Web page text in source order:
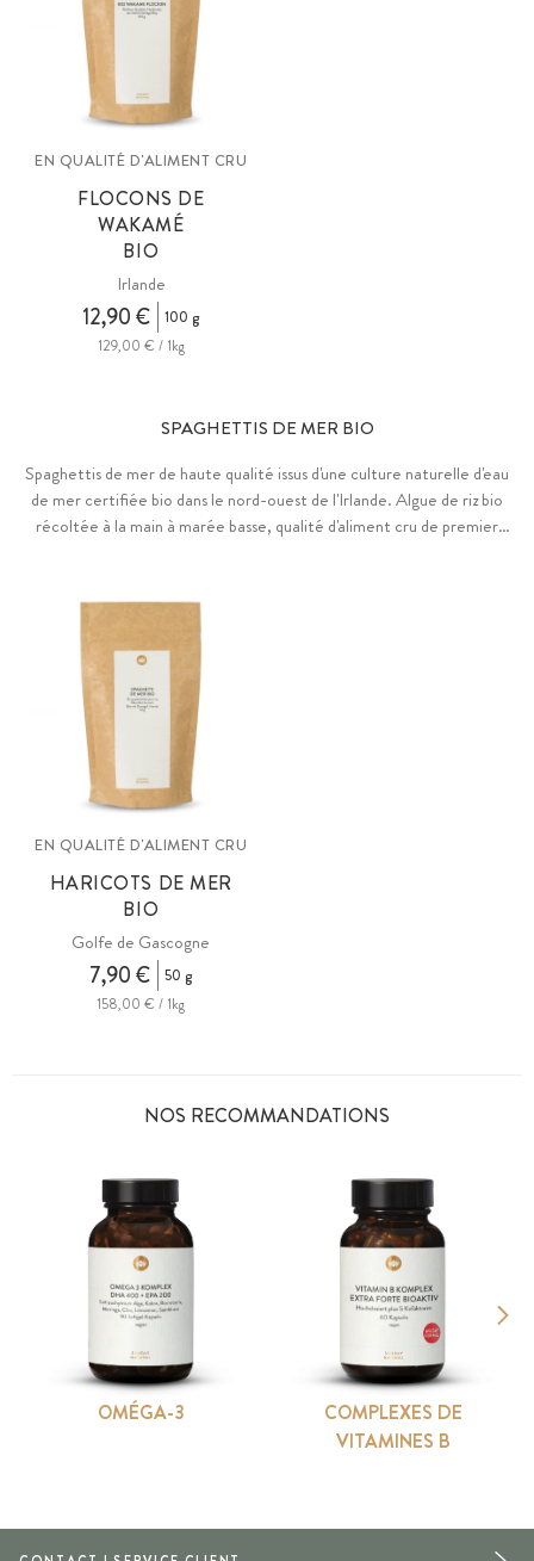
EN QUALITÉ D'ALIMENT CRU
FLOCONS DE
WAKAMÉ
BIO
Irlande
12,90 €
100 g
129,00 € / 1kg
SPAGHETTIS DE MER BIO
Spaghettis de mer de haute qualité issus d'une culture naturelle d'eau
de mer certifiée bio dans le nord-ouest de l'Irlande. Algue de riz bio
récoltée à la main à marée basse, qualité d'aliment cru de premier
EN QUALITÉ D'ALIMENT CRU
HARICOTS DE MER
BIO
Golfe de Gascogne
7,90 €
50 g
158,00 € / 1kg
NOS RECOMMANDATIONS
OMÉGA-3
COMPLEXES DE
VITAMINES B